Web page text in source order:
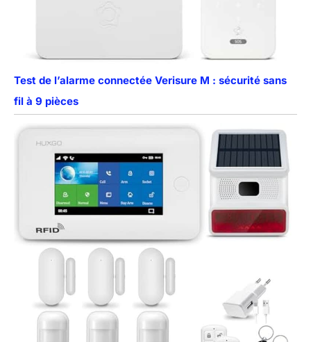
Test de l’alarme connectée Verisure M : sécurité sans
fil à 9 pièces